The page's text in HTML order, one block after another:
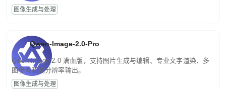
图像生成与处理
Qwen-Image-2.0-Pro
Qwen-Image-2.0 满血版，支持图片生成与编辑、专业文字渲染、多
图参考和高分辨率输出。
图像生成与处理